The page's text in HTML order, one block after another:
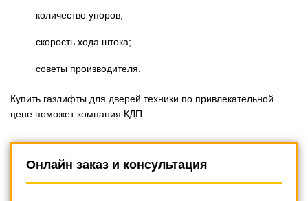
количество упоров;
скорость хода штока;
советы производителя.
Купить газлифты для дверей техники по привлекательной
цене поможет компания КДП.
Онлайн заказ и консультация